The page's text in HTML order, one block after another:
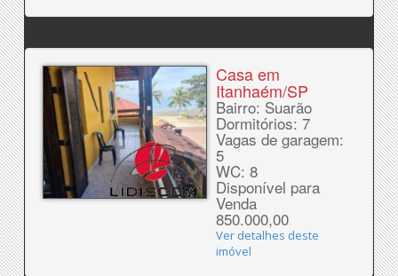
Casa em
Itanhaém/SP
Bairro: Suarão
Dormitórios: 7
Vagas de garagem:
5
WC: 8
Disponível para
Venda
850.000,00
Ver detalhes deste
imóvel